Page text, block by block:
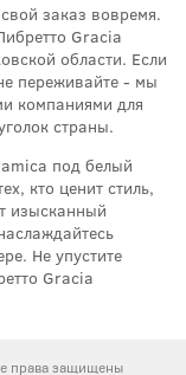
заказ вовремя.
Gracia
области. Если
переживайте - мы
компаниями для
страны.
под белый
кто ценит стиль,
изысканный
Не упустите
Gracia
права защищены